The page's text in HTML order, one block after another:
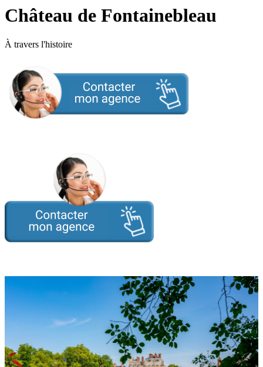
Château de Fontainebleau
À travers l'histoire